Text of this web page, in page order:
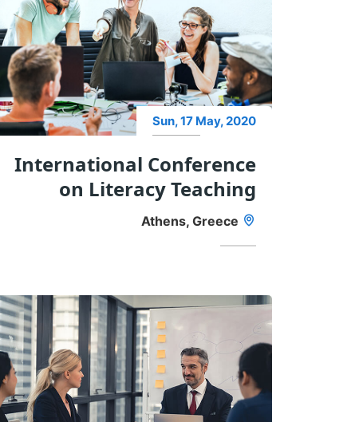
Sun, 17 May, 2020
International Conference
on Literacy Teaching
Athens, Greece